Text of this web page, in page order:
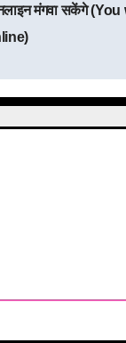
मंगवा सकेंगे